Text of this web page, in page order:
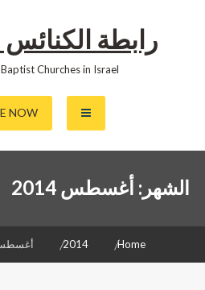
رابطة الكنائس
Churches in Israel
NOW
الشهر: أغسطس 2014
Home
2014